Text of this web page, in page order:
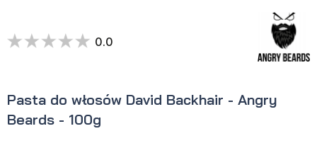
Pasta do włosów David Backhair - Angry
Beards - 100g
0.0